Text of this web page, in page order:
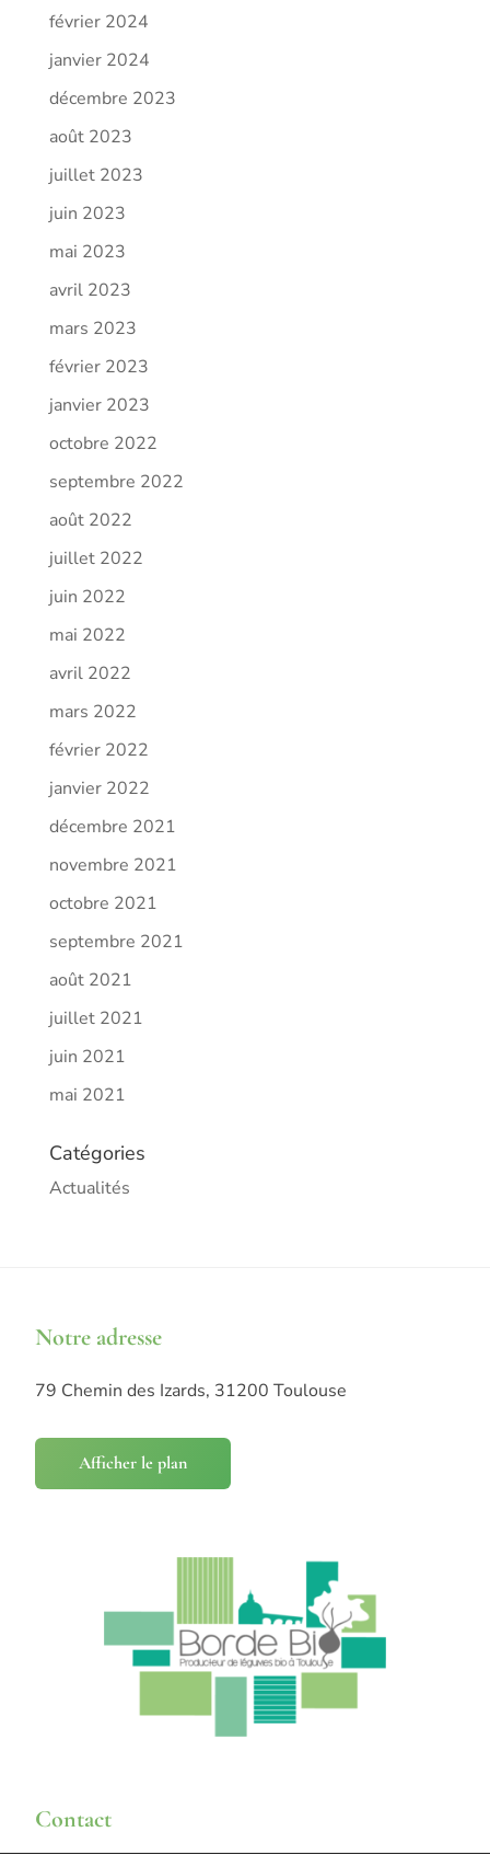
février 2024
janvier 2024
décembre 2023
août 2023
juillet 2023
juin 2023
mai 2023
avril 2023
mars 2023
février 2023
janvier 2023
octobre 2022
septembre 2022
août 2022
juillet 2022
juin 2022
mai 2022
avril 2022
mars 2022
février 2022
janvier 2022
décembre 2021
novembre 2021
octobre 2021
septembre 2021
août 2021
juillet 2021
juin 2021
mai 2021
Catégories
Actualités
Notre adresse
79 Chemin des Izards, 31200 Toulouse
Afficher le plan
Contact